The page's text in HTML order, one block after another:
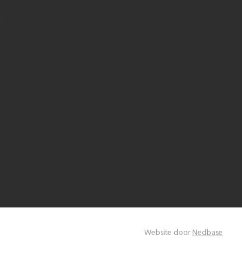
Website doorNedbase